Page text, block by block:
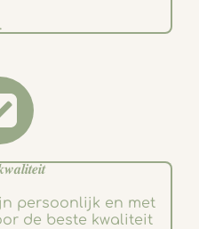
.
persoonlijk en met
de beste kwaliteit